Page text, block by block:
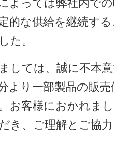
よっては弊社内で
的な供給を継続す
た。
しては、誠に不本
より一部製品の販
お客様におかれま
き、ご理解とご協